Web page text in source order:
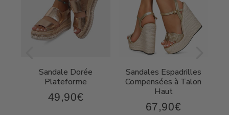
Sandale Dorée
Plateforme
Prix
49,90€
Sandales Espadrilles
Compensées à Talon
Haut
Prix
67,90€